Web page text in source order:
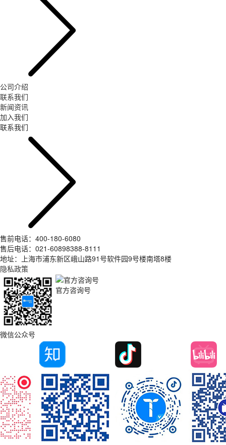
公司介绍
联系我们
新闻资讯
加入我们
联系我们
售前电话：400-180-6080
售后电话：021-60898388-8111
地址：上海市浦东新区峨山路91号软件园9号楼南塔8楼
隐私政策
微信公众号
官方咨询号